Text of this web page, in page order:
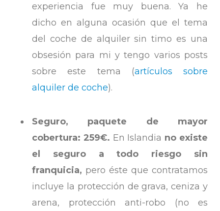
experiencia fue muy buena. Ya he
dicho en alguna ocasión que el tema
del coche de alquiler sin timo es una
obsesión para mi y tengo varios posts
sobre este tema (artículos sobre
alquiler de coche).
Seguro, paquete de mayor
cobertura: 259€. En Islandia no existe
el seguro a todo riesgo sin
franquicia, pero éste que contratamos
incluye la protección de grava, ceniza y
arena, protección anti-robo (no es